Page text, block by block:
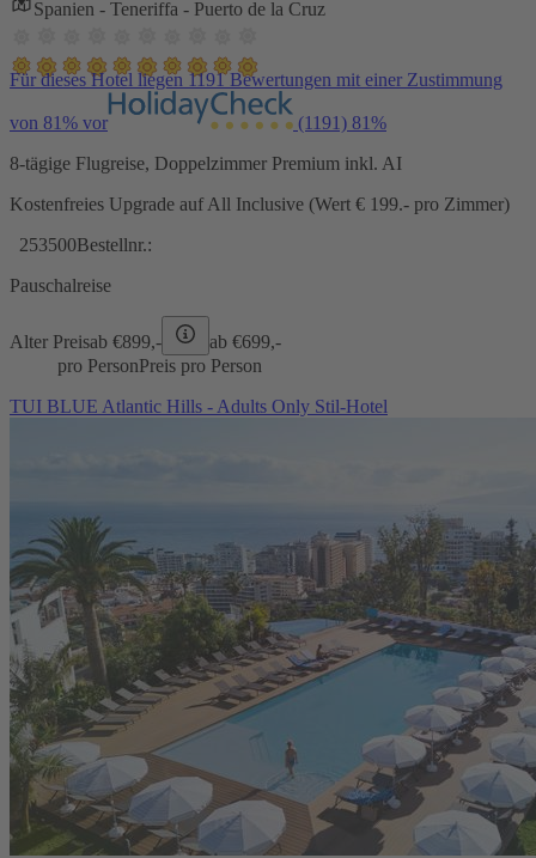
Spanien - Teneriffa - Puerto de la Cruz
Für dieses Hotel liegen 1191 Bewertungen mit einer Zustimmung
von 81% vor (1191) 81%
8-tägige Flugreise, Doppelzimmer Premium inkl. AI
Kostenfreies Upgrade auf All Inclusive (Wert € 199.- pro Zimmer)
253500Bestellnr.:
Pauschalreise
Alter Preisab €899,- ab €699,-
pro PersonPreis pro Person
TUI BLUE Atlantic Hills - Adults Only Stil-Hotel